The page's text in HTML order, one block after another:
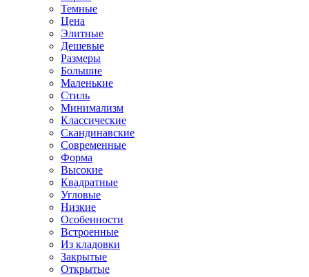
Темные
Цена
Элитные
Дешевые
Размеры
Большие
Маленькие
Стиль
Минимализм
Классические
Скандинавские
Современные
Форма
Высокие
Квадратные
Угловые
Низкие
Особенности
Встроенные
Из кладовки
Закрытые
Открытые